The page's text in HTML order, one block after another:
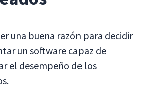
una buena razón para decidir
un software capaz de
el desempeño de los